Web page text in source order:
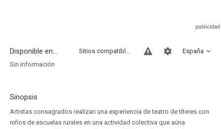
Disponible en... España
Sitios compatibles
Sin información
Sinopsis
Artistas consagrados realizan una experiencia de teatro de títeres con
niños de escuelas rurales en una actividad colectiva que aúna